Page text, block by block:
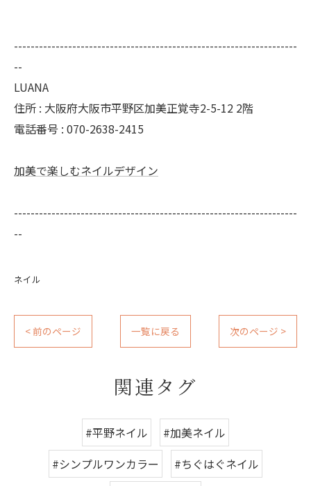
--------------------------------------------------------------------
--
LUANA
住所 : 大阪府大阪市平野区加美正覚寺2-5-12 2階
電話番号 : 070-2638-2415
加美で楽しむネイルデザイン
--------------------------------------------------------------------
--
ネイル
< 前のページ 一覧に戻る 次のページ >
関連タグ
#平野ネイル
#加美ネイル
#シンプルワンカラー
#ちぐはぐネイル